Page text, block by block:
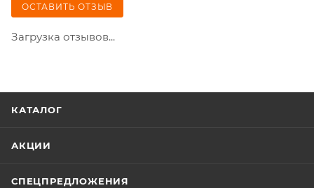
ОСТАВИТЬ ОТЗЫВ
Загрузка отзывов...
КАТАЛОГ
АКЦИИ
СПЕЦПРЕДЛОЖЕНИЯ